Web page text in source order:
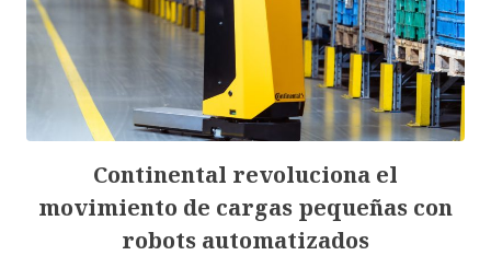
Continental revoluciona el
movimiento de cargas pequeñas con
robots automatizados